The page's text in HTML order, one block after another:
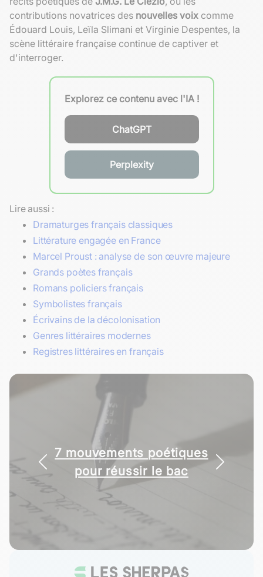
contributions novatrices des nouvelles voix comme
Édouard Louis, Leïla Slimani et Virginie Despentes, la
scène littéraire française continue de captiver et
d'interroger.
Explorez ce contenu avec l'IA !
ChatGPT
Perplexity
Lire aussi :
Dramaturges français classiques
Littérature engagée en France
Marcel Proust : analyse de son œuvre majeure
Grands poètes français
Romans policiers français
Symbolistes français
Écrivains de la décolonisation
Genres littéraires modernes
Registres littéraires en français
7 mouvements poétiques
pour réussir le bac